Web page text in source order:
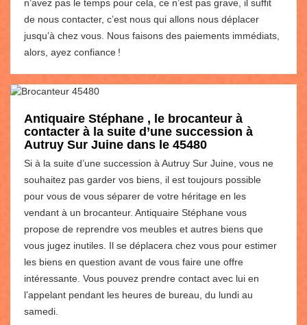
n’avez pas le temps pour cela, ce n’est pas grave, il suffit
de nous contacter, c’est nous qui allons nous déplacer
jusqu’à chez vous. Nous faisons des paiements immédiats,
alors, ayez confiance !
Antiquaire Stéphane , le brocanteur à
contacter à la suite d’une succession à
Autruy Sur Juine dans le 45480
Si à la suite d’une succession à Autruy Sur Juine, vous ne
souhaitez pas garder vos biens, il est toujours possible
pour vous de vous séparer de votre héritage en les
vendant à un brocanteur. Antiquaire Stéphane vous
propose de reprendre vos meubles et autres biens que
vous jugez inutiles. Il se déplacera chez vous pour estimer
les biens en question avant de vous faire une offre
intéressante. Vous pouvez prendre contact avec lui en
l’appelant pendant les heures de bureau, du lundi au
samedi.